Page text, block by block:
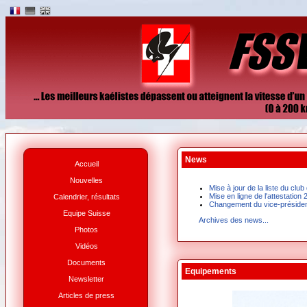
Accueil
Nouvelles
Calendrier, résultats
Equipe Suisse
Photos
Vidéos
Documents
Newsletter
Articles de press
News
Mise à jour de la liste du
Mise en ligne de l'attestation
Changement du vice-
Archives des news...
Equipements